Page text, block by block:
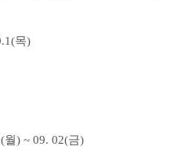
목)
월) ~ 09. 02(금)